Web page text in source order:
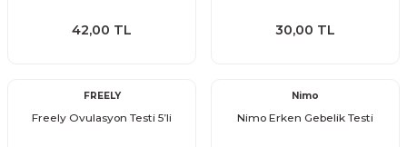
42,00 TL 30,00 TL
FREELY
Freely Ovulasyon Testi 5’li
Nimo
Nimo Erken Gebelik Testi